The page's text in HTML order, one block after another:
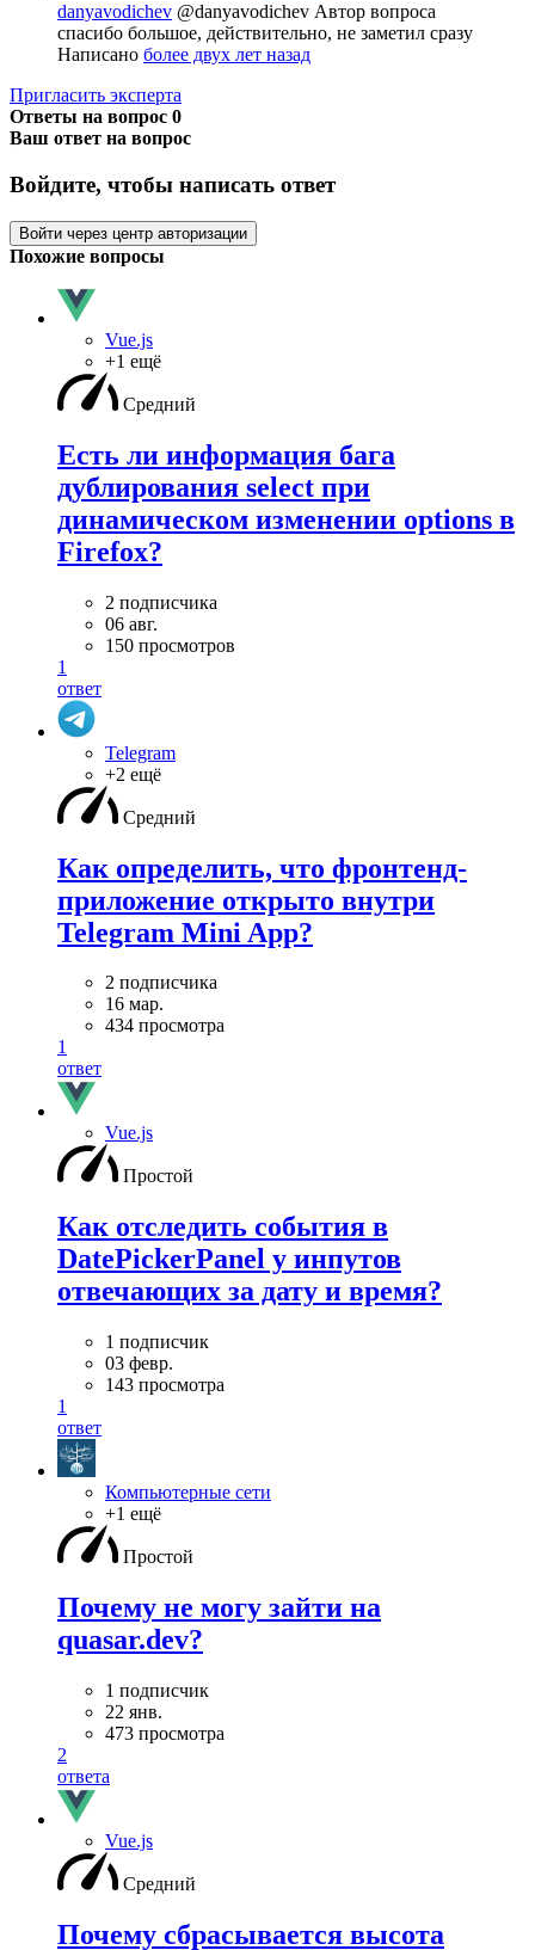
danyavodichev @danyavodichev Автор вопроса
спасибо большое, действительно, не заметил сразу
Написано более двух лет назад
Пригласить эксперта
Ответы на вопрос 0
Ваш ответ на вопрос
Войдите, чтобы написать ответ
Войти через центр авторизации
Похожие вопросы
Vue.js
+1 ещё
Средний
Есть ли информация бага
дублирования select при
динамическом изменении options в
Firefox?
2 подписчика
06 авг.
150 просмотров
1
ответ
Telegram
+2 ещё
Средний
Как определить, что фронтенд-
приложение открыто внутри
Telegram Mini App?
2 подписчика
16 мар.
434 просмотра
1
ответ
Vue.js
Простой
Как отследить события в
DatePickerPanel у инпутов
отвечающих за дату и время?
1 подписчик
03 февр.
143 просмотра
1
ответ
Компьютерные сети
+1 ещё
Простой
Почему не могу зайти на
quasar.dev?
1 подписчик
22 янв.
473 просмотра
2
ответа
Vue.js
Средний
Почему сбрасывается высота